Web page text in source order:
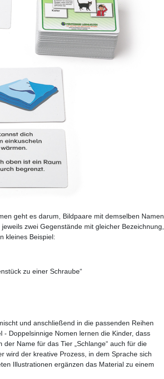
geht es darum, Bildpaare mit demselben Namen
zwei Gegenstände mit gleicher Bezeichnung,
kleines Beispiel:
zu einer Schraube“
und anschließend in die passenden Reihen
Doppelsinnige Nomen lernen die Kinder, dass
Name für das Tier „Schlange“ auch für die
wird der kreative Prozess, in dem Sprache sich
Illustrationen ergänzen das Material zu einem